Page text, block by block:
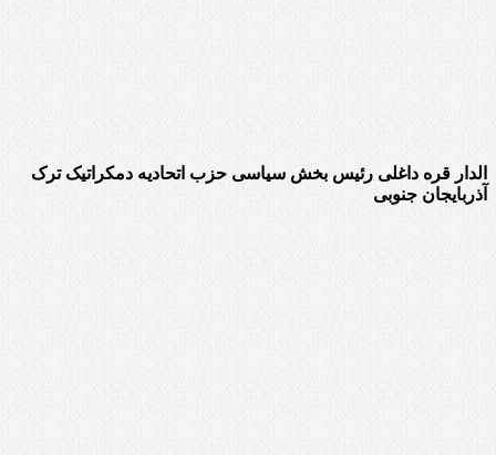
الدار قره داغلی رئیس بخش سیاسی حزب اتحادیه دمکراتیک ترک
آذربایجان جنوبی